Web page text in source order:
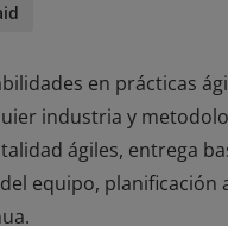
en prácticas
industria y
ágiles, entrega
equipo, planificación